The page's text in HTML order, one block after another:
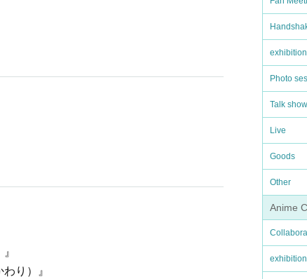
exhibition
Photo
Talk show
Live
Goods
Other
Anime
exhibition
り）』